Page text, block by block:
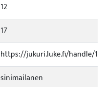
12
17
https://jukuri.luke.fi/handle/
sinimailanen